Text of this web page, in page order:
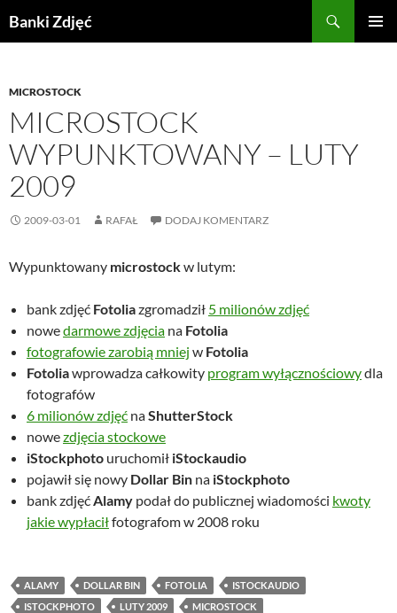
doBanki Zdjęć
MICROSTOCK
MICROSTOCK
WYPUNKTOWANY – LUTY
2009
2009-03-01 RAFAŁ DODAJ KOMENTARZ
Wypunktowany microstockw lutym:
bank zdjęć Fotoliazgromadził 5 milionów zdjęć
nowedarmowe zdjęcia na Fotolia
fotografowie zarobią mniej w Fotolia
Fotoliawprowadza całkowity program wyłącznościowydla
fotografów
6 milionów zdjęć naShutterStock
nowezdjęcia stockowe
iStockphoto uruchomił iStockaudio
pojawił się nowy Dollar Bin na iStockphoto
bank zdjęćAlamy podał do publicznej wiadomości kwoty
jakie wypłaciłfotografom w 2008 roku
ALAMY DOLLAR BIN FOTOLIA
ISTOCKAUDIO
ISTOCKPHOTO
LUTY 2009
MICROSTOCK